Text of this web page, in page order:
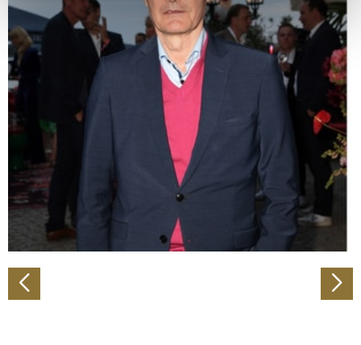
bestimmten Merkmalen (Fingerprinting) identifizieren
Erfahren Sie mehr darüber, wie Ihre persönlichen Daten
verarbeitet werden, und legen Sie Ihre Präferenzen im
Abschnitt Einzelheiten
fest.
Wir verwenden Cookies, um Inhalte und Anzeigen zu
personalisieren, Funktionen für soziale Medien anbieten
zu können und die Zugriffe auf unsere Website zu
analysieren. Außerdem geben wir Informationen zu Ihrer
Verwendung unserer Website an unsere Partner für
soziale Medien, Werbung und Analysen weiter. Unsere
Partner führen diese Informationen möglicherweise mit
weiteren Daten zusammen, die Sie ihnen bereitgestellt
gesammelt haben.